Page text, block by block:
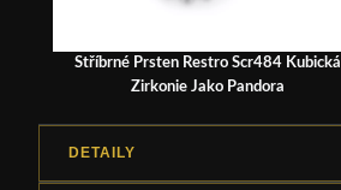
Stříbrné Prsten Restro Scr484 Kubická
Zirkonie Jako Pandora
DETAILY